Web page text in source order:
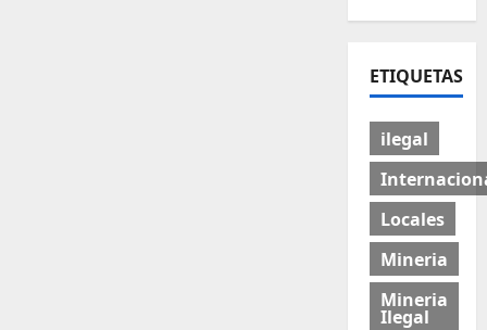
ETIQUETAS
ilegal
Locales
Mineria
Mineria
Ilegal